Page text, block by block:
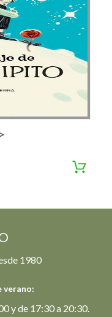
1980
verano:
y de 17:30 a 20:30.